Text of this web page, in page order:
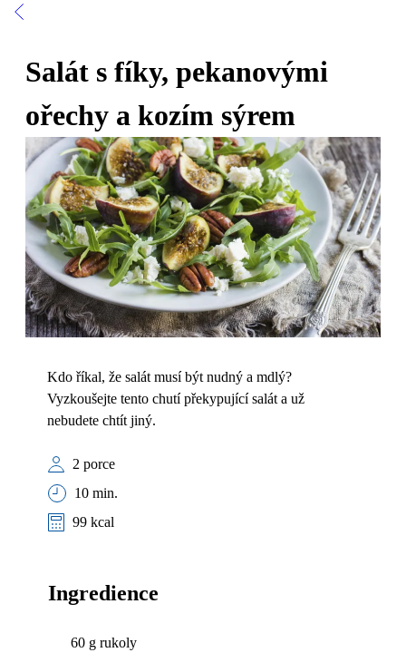
Salát s fíky, pekanovými
ořechy a kozím sýrem
Kdo říkal, že salát musí být nudný a mdlý?
Vyzkoušejte tento chutí překypující salát a už
nebudete chtít jiný.
2 porce
10 min.
99 kcal
Ingredience
60 g rukoly